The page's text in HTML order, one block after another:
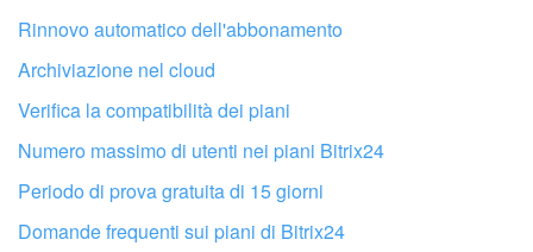
Non mi soddisfa come funziona questo strumento
Rinnovo automatico dell'abbonamento
Archiviazione nel cloud
Verifica la compatibilità dei piani
Numero massimo di utenti nei piani Bitrix24
Periodo di prova gratuita di 15 giorni
Domande frequenti sui piani di Bitrix24